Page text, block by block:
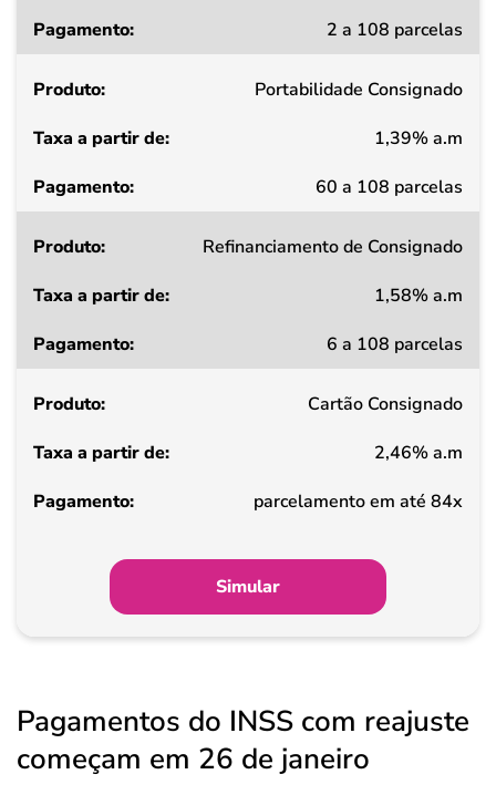
a
de
Pagamento
2 a 108 parcelas
Portabilidade Consignado
1,39% a.m
60 a 108 parcelas
Refinanciamento de Consignado
1,58% a.m
6 a 108 parcelas
Cartão Consignado
2,46% a.m
parcelamento em até 84x
Simular
Pagamentos do INSS com reajuste
começam em 26 de janeiro